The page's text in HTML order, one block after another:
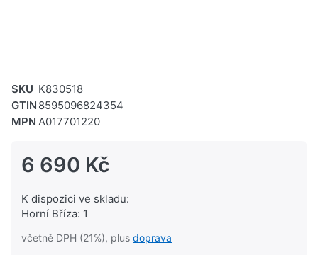
SKU K830518
GTIN 8595096824354
MPN A017701220
6 690 Kč
K dispozici ve skladu:
Horní Bříza: 1
včetně DPH (21%), plus doprava